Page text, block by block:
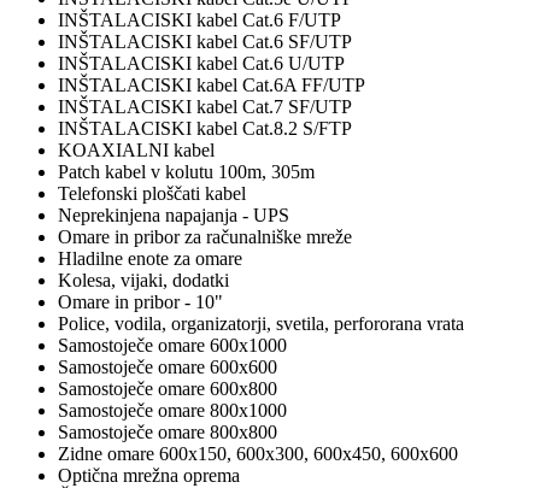
INŠTALACISKI kabel Cat.6 F/UTP
INŠTALACISKI kabel Cat.6 SF/UTP
INŠTALACISKI kabel Cat.6 U/UTP
INŠTALACISKI kabel Cat.6A FF/UTP
INŠTALACISKI kabel Cat.7 SF/UTP
INŠTALACISKI kabel Cat.8.2 S/FTP
KOAXIALNI kabel
Patch kabel v kolutu 100m, 305m
Telefonski ploščati kabel
Neprekinjena napajanja - UPS
Omare in pribor za računalniške mreže
Hladilne enote za omare
Kolesa, vijaki, dodatki
Omare in pribor - 10"
Police, vodila, organizatorji, svetila, perfororana vrata
Samostoječe omare 600x1000
Samostoječe omare 600x600
Samostoječe omare 600x800
Samostoječe omare 800x1000
Samostoječe omare 800x800
Zidne omare 600x150, 600x300, 600x450, 600x600
Optična mrežna oprema